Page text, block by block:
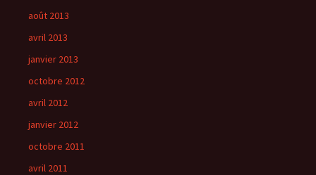
août 2013
avril 2013
janvier 2013
octobre 2012
avril 2012
janvier 2012
octobre 2011
avril 2011